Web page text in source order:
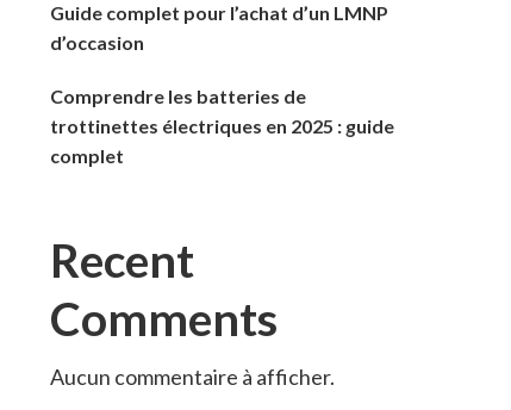
Guide complet pour l’achat d’un LMNP
d’occasion
Comprendre les batteries de
trottinettes électriques en 2025 : guide
complet
Recent
Comments
Aucun commentaire à afficher.